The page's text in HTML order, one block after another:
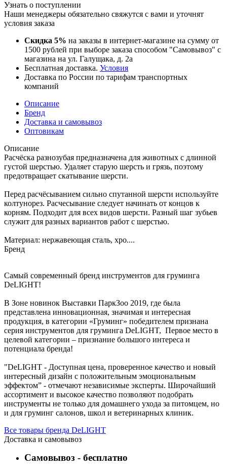
Узнать о поступлении
Наши менеджеры обязательно свяжутся с вами и уточнят
условия заказа
Скидка 5% на заказы в интернет-магазине на сумму от
1500 рублей при выборе заказа способом "Самовывоз" с
магазина на ул. Галущака, д. 2а
Бесплатная доставка. Условия
Доставка по России по тарифам транспортных
компаний
Описание
Бренд
Доставка и самовывоз
Оптовикам
Описание
Расчёска разнозубая предназначена для животных с длинной
густой шерстью. Удаляет старую шерсть и грязь, поэтому
предотвращает скатывание шерсти.
Перед расчёсыванием сильно спутанной шерсти используйте
колтунорез. Расчесывание следует начинать от концов к
корням. Подходит для всех видов шерсти. Разный шаг зубьев
служит для разных вариантов работ с шерстью.
Материал: нержавеющая сталь, хро....
Бренд
Cамый современный бренд инструментов для груминга
DeLIGHT!
В Зоне новинок Выставки ПаркЗоо 2019, где была
представлена инновационная, значимая и интересная
продукция, в категории «Груминг» победителем признана
серия инструментов для груминга DeLIGHT, Первое место в
целевой категории – признание большого интереса и
потенциала бренда!
"DeLIGHT - Доступная цена, проверенное качество и новый
интересный дизайн с положительным эмоциональным
эффектом” - отмечают независимые эксперты. Широчайший
ассортимент и высокое качество позволяют подобрать
инструменты не только для домашнего ухода за питомцем, но
и для груминг салонов, школ и ветеринарных клиник.
Все товары бренда DeLIGHT
Доставка и самовывоз
Самовывоз - бесплатно